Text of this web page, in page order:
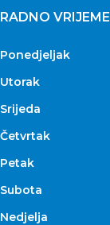
RADNO VRIJEME
Ponedjeljak
Utorak
Srijeda
Četvrtak
Petak
Subota
Nedjelja